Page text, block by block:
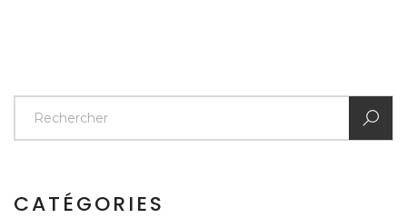
CATÉGORIES